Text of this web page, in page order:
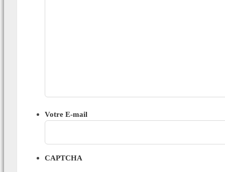
Votre E-mail
CAPTCHA